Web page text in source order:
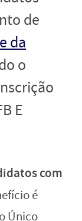
de
da
o
E
com
é
Único